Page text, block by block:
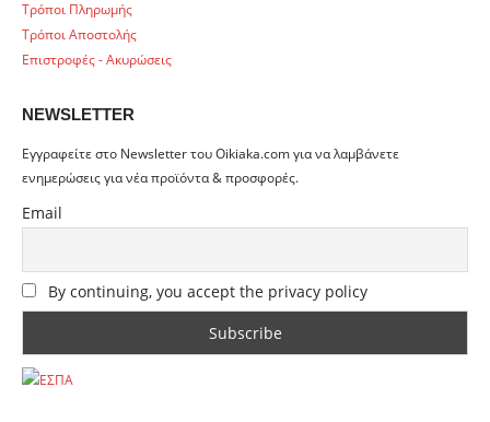
Τρόποι Πληρωμής
Τρόποι Αποστολής
Επιστροφές - Ακυρώσεις
NEWSLETTER
Εγγραφείτε στο Newsletter του Oikiaka.com για να λαμβάνετε
ενημερώσεις για νέα προϊόντα & προσφορές.
Email
By continuing, you accept the privacy policy